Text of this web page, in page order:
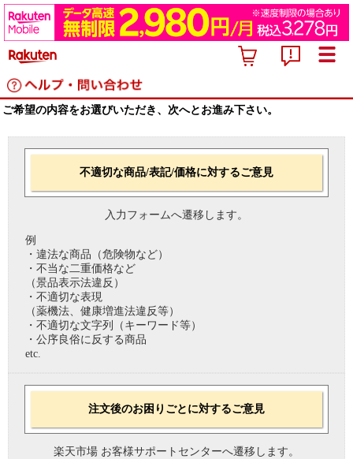
ご希望の内容をお選びいただき、次へとお進み下さい。
不適切な商品/表記/価格に対するご意見
入力フォームへ遷移します。
例
・違法な商品（危険物など）
・不当な二重価格など
（景品表示法違反）
・不適切な表現
（薬機法、健康増進法違反等）
・不適切な文字列（キーワード等）
・公序良俗に反する商品
etc.
注文後のお困りごとに対するご意見
楽天市場 お客様サポートセンターへ遷移します。